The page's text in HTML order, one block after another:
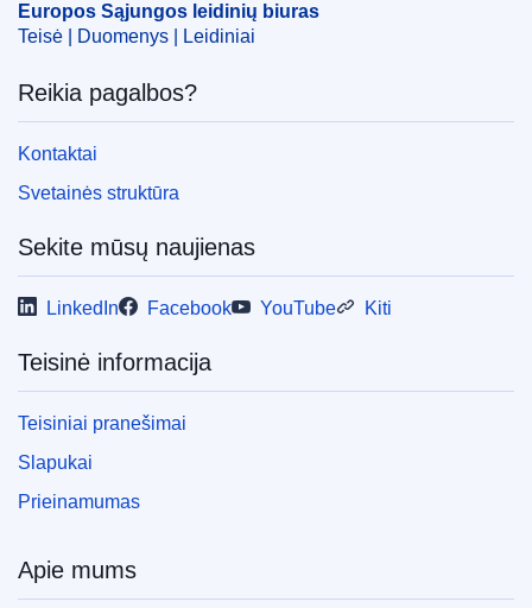
Europos Sąjungos leidinių biuras
Teisė | Duomenys | Leidiniai
Reikia pagalbos?
Kontaktai
Svetainės struktūra
Sekite mūsų naujienas
LinkedIn Facebook YouTube Kiti
Teisinė informacija
Teisiniai pranešimai
Slapukai
Prieinamumas
Apie mums